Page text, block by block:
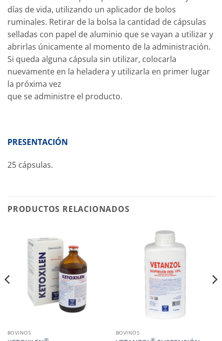
días de vida, utilizando un aplicador de bolos
ruminales. Retirar de la bolsa la cantidad de cápsulas
selladas con papel de aluminio que se vayan a utilizar y
abrirlas únicamente al momento de la administración.
Si queda alguna cápsula sin utilizar, colocarla
nuevamente en la heladera y utilizarla en primer lugar
la próxima vez
que se administre el producto.
PRESENTACIÓN
25 cápsulas.
PRODUCTOS RELACIONADOS
BOVINOS BOVINOS